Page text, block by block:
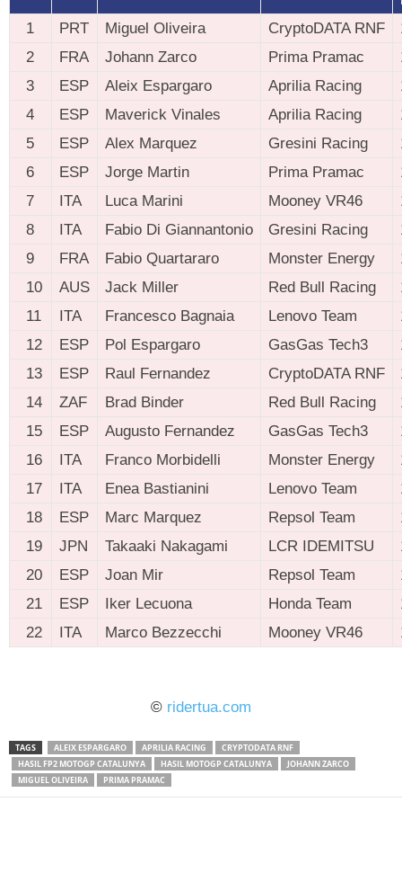
1
PRT Miguel Oliveira CryptoDATA RNF
2
FRA Johann Zarco Prima Pramac
3
ESP Aleix Espargaro Aprilia Racing
4
ESP Maverick Vinales Aprilia Racing
5
ESP Alex Marquez Gresini Racing
6
ESP Jorge Martin Prima Pramac
7
ITA Luca Marini Mooney VR46
8
ITA Fabio Di Giannantonio Gresini Racing
9
FRA Fabio Quartararo Monster Energy
10
AUS Jack Miller Red Bull Racing
11
ITA Francesco Bagnaia Lenovo Team
12
ESP Pol Espargaro GasGas Tech3
13
ESP Raul Fernandez CryptoDATA RNF
14
ZAF Brad Binder Red Bull Racing
15
ESP Augusto Fernandez GasGas Tech3
16
ITA Franco Morbidelli Monster Energy
17
ITA Enea Bastianini Lenovo Team
18
ESP Marc Marquez Repsol Team
19
JPN Takaaki Nakagami LCR IDEMITSU
20
ESP Joan Mir Repsol Team
21
ESP Iker Lecuona Honda Team
22
ITA Marco Bezzecchi Mooney VR46
© ridertua.com
TAGS ALEIX ESPARGARO APRILIA RACING
CRYPTODATA RNF
HASIL FP2 MOTOGP CATALUNYA
HASIL MOTOGP CATALUNYA
JOHANN ZARCO
MIGUEL OLIVEIRA
PRIMA PRAMAC